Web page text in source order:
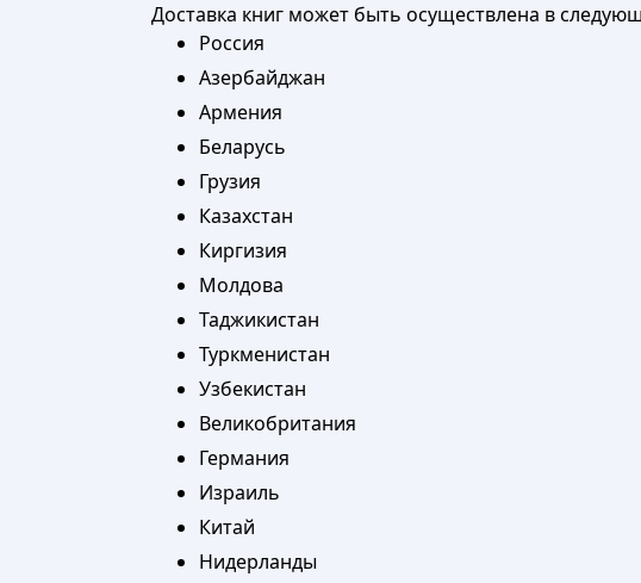
Доставка книг может быть осуществлена в
Россия
Азербайджан
Армения
Беларусь
Грузия
Казахстан
Киргизия
Молдова
Таджикистан
Туркменистан
Узбекистан
Великобритания
Германия
Израиль
Китай
Нидерланды